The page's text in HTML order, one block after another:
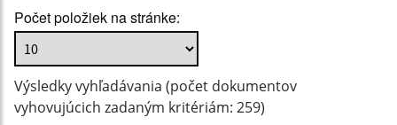
Popis:
Dátum zverejnenia od:
Počet položiek na stránke:
Výsledky vyhľadávania (počet dokumentov
vyhovujúcich zadaným kritériám: 259)